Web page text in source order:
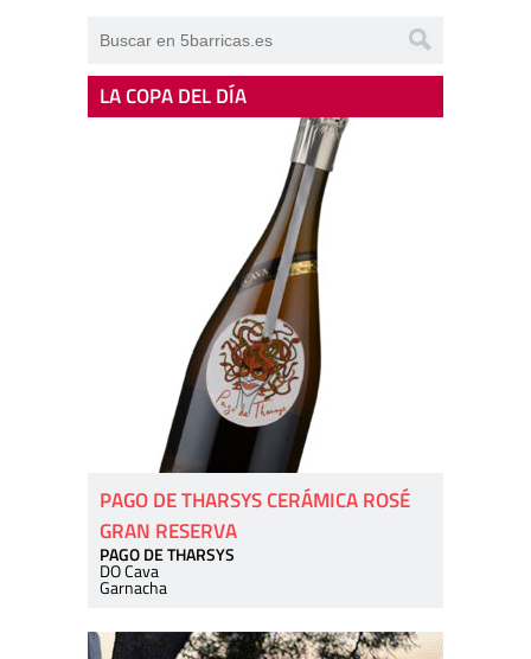
LA COPA DEL DÍA
PAGO DE THARSYS CERÁMICA ROSÉ
GRAN RESERVA
PAGO DE THARSYS
DO Cava
Garnacha